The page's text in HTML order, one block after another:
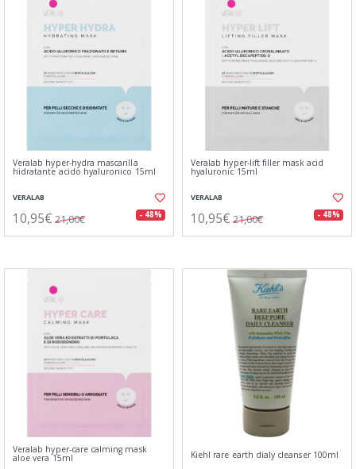
Veralab hyper-hydra mascarilla
hidratante acido hyaluronico 15ml
VERALAB
10,95€ 21,00€ - 48%
Veralab hyper-lift filler mask acid
hyaluronic 15ml
VERALAB
10,95€ 21,00€ - 48%
Veralab hyper-care calming mask
aloe vera 15ml Kiehl rare earth dialy cleanser 100ml